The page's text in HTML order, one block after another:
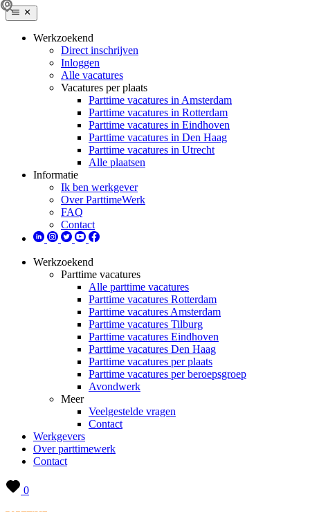
Werkzoekend
Direct inschrijven
Inloggen
Alle vacatures
Vacatures per plaats
Parttime vacatures in Amsterdam
Parttime vacatures in Rotterdam
Parttime vacatures in Eindhoven
Parttime vacatures in Den Haag
Parttime vacatures in Utrecht
Alle plaatsen
Informatie
Ik ben werkgever
Over ParttimeWerk
FAQ
Contact
Werkzoekend
Parttime vacatures
Alle parttime vacatures
Parttime vacatures Rotterdam
Parttime vacatures Amsterdam
Parttime vacatures Tilburg
Parttime vacatures Eindhoven
Parttime vacatures Den Haag
Parttime vacatures per plaats
Parttime vacatures per beroepsgroep
Avondwerk
Meer
Veelgestelde vragen
Contact
Werkgevers
Over parttimewerk
Contact
0